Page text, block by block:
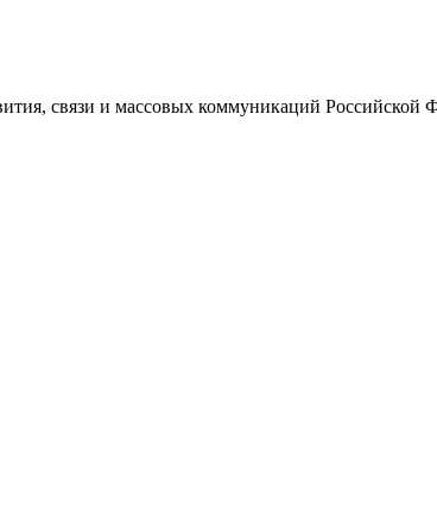
связи и массовых коммуникаций Российской